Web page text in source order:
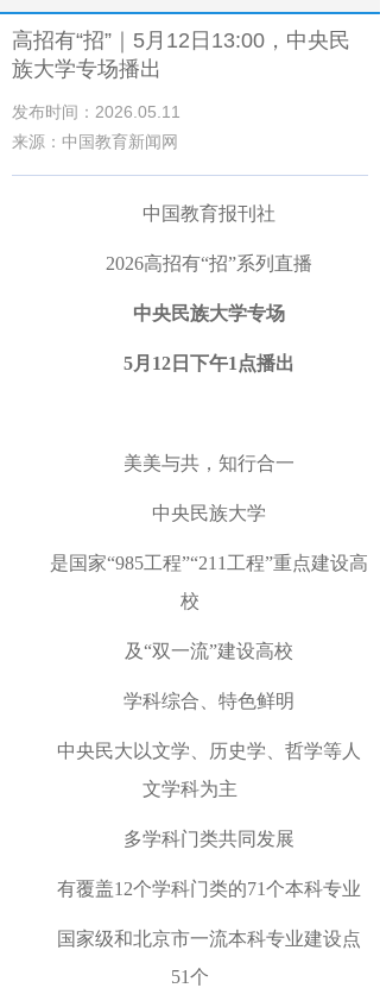
高招有“招”｜5月12日13:00，中央民
族大学专场播出
发布时间：2026.05.11
来源：中国教育新闻网
中国教育报刊社
2026高招有“招”系列直播
中央民族大学专场
5月12日下午1点播出
美美与共，知行合一
中央民族大学
是国家“985工程”“211 工程”重点建设高
校
及“双一流”建设高校
学科综合、特色鲜明
中央民大以文学、历史学、哲学等人
文学科为主
多学科门类共同发展
有覆盖12个学科门类的71个本科专业
国家级和北京市一流本科专业建设点
51个